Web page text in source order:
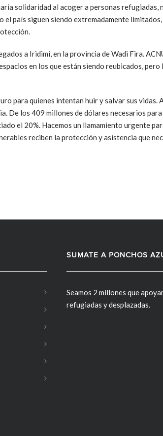
solidaridad al acoger a personas refugiadas,
país siguen siendo extremadamente limitados,
a Iridimi, en la provincia de Wadi Fira.
en los que están siendo reubicados, pero
para quienes intentan huir y salvar sus vidas.
De los 409 millones de dólares necesarios para
el 20%. Hacemos un llamamiento urgente
reciben la protección y asistencia que
SUMATE A PONCHOS
Seamos 2 millones que
refugiadas y desplazadas.